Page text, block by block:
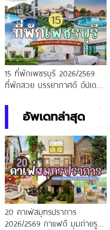
15 ที่พักเพชรบุรี 2026/2569
ที่พักสวย บรรยากาศดี อัปเดต
อัพเดทล่าสุด
20 คาเฟ่สมุทรปราการ
2026/2569 กาแฟดี มุมถ่ายรูป